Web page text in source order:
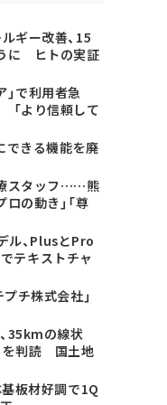
ギー改善、15
に ヒトの実証
で利用者急
より信頼して
できる機能を廃
スタッフ……熊
の動き」「尊
ル、PlusとPro
でテキストチャ
プチ株式会社」
35kmの線状
を判読 国土地
基板材好調で1Q